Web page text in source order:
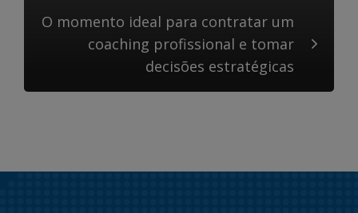
O momento ideal para contratar um
coaching profissional e tomar
decisões estratégicas